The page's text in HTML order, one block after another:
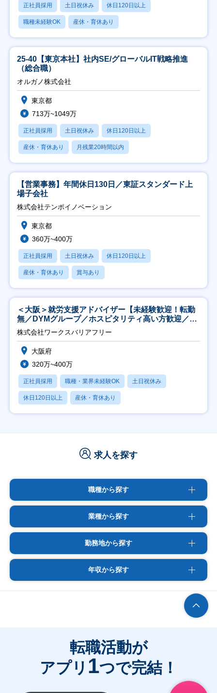
正社員採用 土日祝休み 休日120日以上
職種未経験OK 産休・育休あり
25-40【東京本社】社内SE/グローバルIT戦略推進
（総合職）
オルガノ株式会社
東京都
713万~1049万
正社員採用 土日祝休み 休日120日以上
産休・育休あり 月残業20時間以内
【営業事務】年間休日130日／東証スタンダード上
場子会社
株式会社テンポイノベーション
東京都
360万~400万
正社員採用 土日祝休み 休日120日以上
産休・育休あり 賞与あり
＜大阪＞就労支援アドバイザー【未経験歓迎！転勤
無／DYMグループ／ホスピタリティ高い方歓迎／土
日祝】
株式会社ワークスバリアフリー
大阪府
320万~400万
正社員採用 職種・業界未経験OK 土日祝休み
休日120日以上 産休・育休あり
求人を探す
職種から探す
業種から探す
勤務地から探す
年収から探す
転職活動が
アプリ 1つで完結！